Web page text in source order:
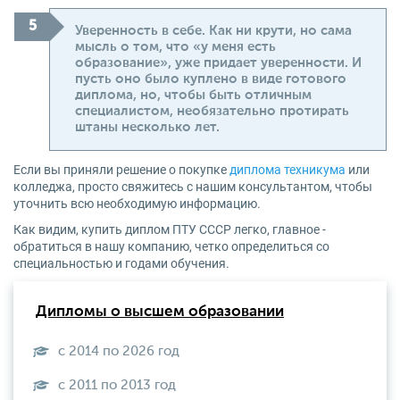
Уверенность в себе. Как ни крути, но сама
мысль о том, что «у меня есть
образование», уже придает уверенности. И
пусть оно было куплено в виде готового
диплома, но, чтобы быть отличным
специалистом, необязательно протирать
штаны несколько лет.
Если вы приняли решение о покупке диплома техникума или
колледжа, просто свяжитесь с нашим консультантом, чтобы
уточнить всю необходимую информацию.
Как видим, купить диплом ПТУ СССР легко, главное -
обратиться в нашу компанию, четко определиться со
специальностью и годами обучения.
Дипломы о высшем образовании
с 2014 по 2026 год
с 2011 по 2013 год